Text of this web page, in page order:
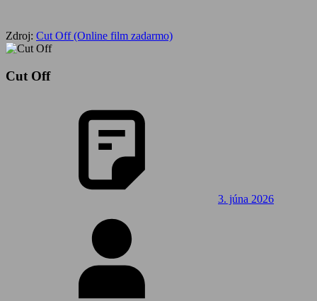
Zdroj: Cut Off (Online film zadarmo)
Cut Off
3. júna 2026